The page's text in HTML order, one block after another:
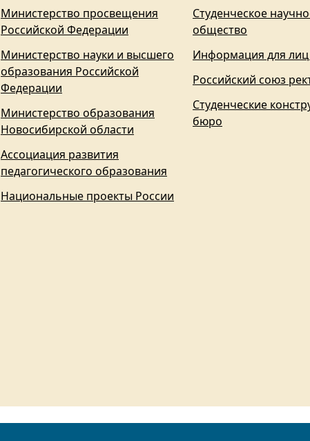
Министерство просвещения
Российской Федерации
Министерство науки и высшего
образования Российской
Федерации
Министерство образования
Новосибирской области
Ассоциация развития
педагогического образования
Национальные проекты России
Студенческое
общество
Информация для
Российский союз
Студенческие
бюро